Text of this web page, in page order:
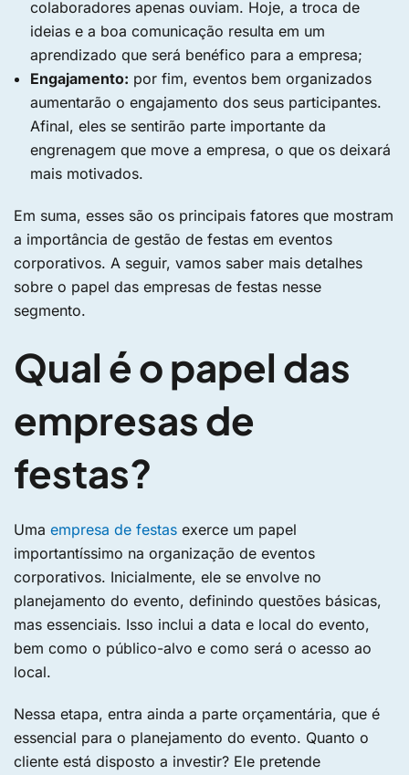
colaboradores apenas ouviam. Hoje, a troca de
ideias e a boa comunicação resulta em um
aprendizado que será benéfico para a empresa;
Engajamento: por fim, eventos bem organizados
aumentarão o engajamento dos seus participantes.
Afinal, eles se sentirão parte importante da
engrenagem que move a empresa, o que os deixará
mais motivados.
Em suma, esses são os principais fatores que mostram
a importância de gestão de festas em eventos
corporativos. A seguir, vamos saber mais detalhes
sobre o papel das empresas de festas nesse
segmento.
Qual é o papel das
empresas de
festas?
Uma empresa de festas exerce um papel
importantíssimo na organização de eventos
corporativos. Inicialmente, ele se envolve no
planejamento do evento, definindo questões básicas,
mas essenciais. Isso inclui a data e local do evento,
bem como o público-alvo e como será o acesso ao
local.
Nessa etapa, entra ainda a parte orçamentária, que é
essencial para o planejamento do evento. Quanto o
cliente está disposto a investir? Ele pretende